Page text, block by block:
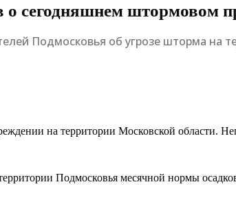
о сегодняшнем штормовом
Подмосковья об угрозе шторма на
на территории Московской области.
Подмосковья месячной нормы